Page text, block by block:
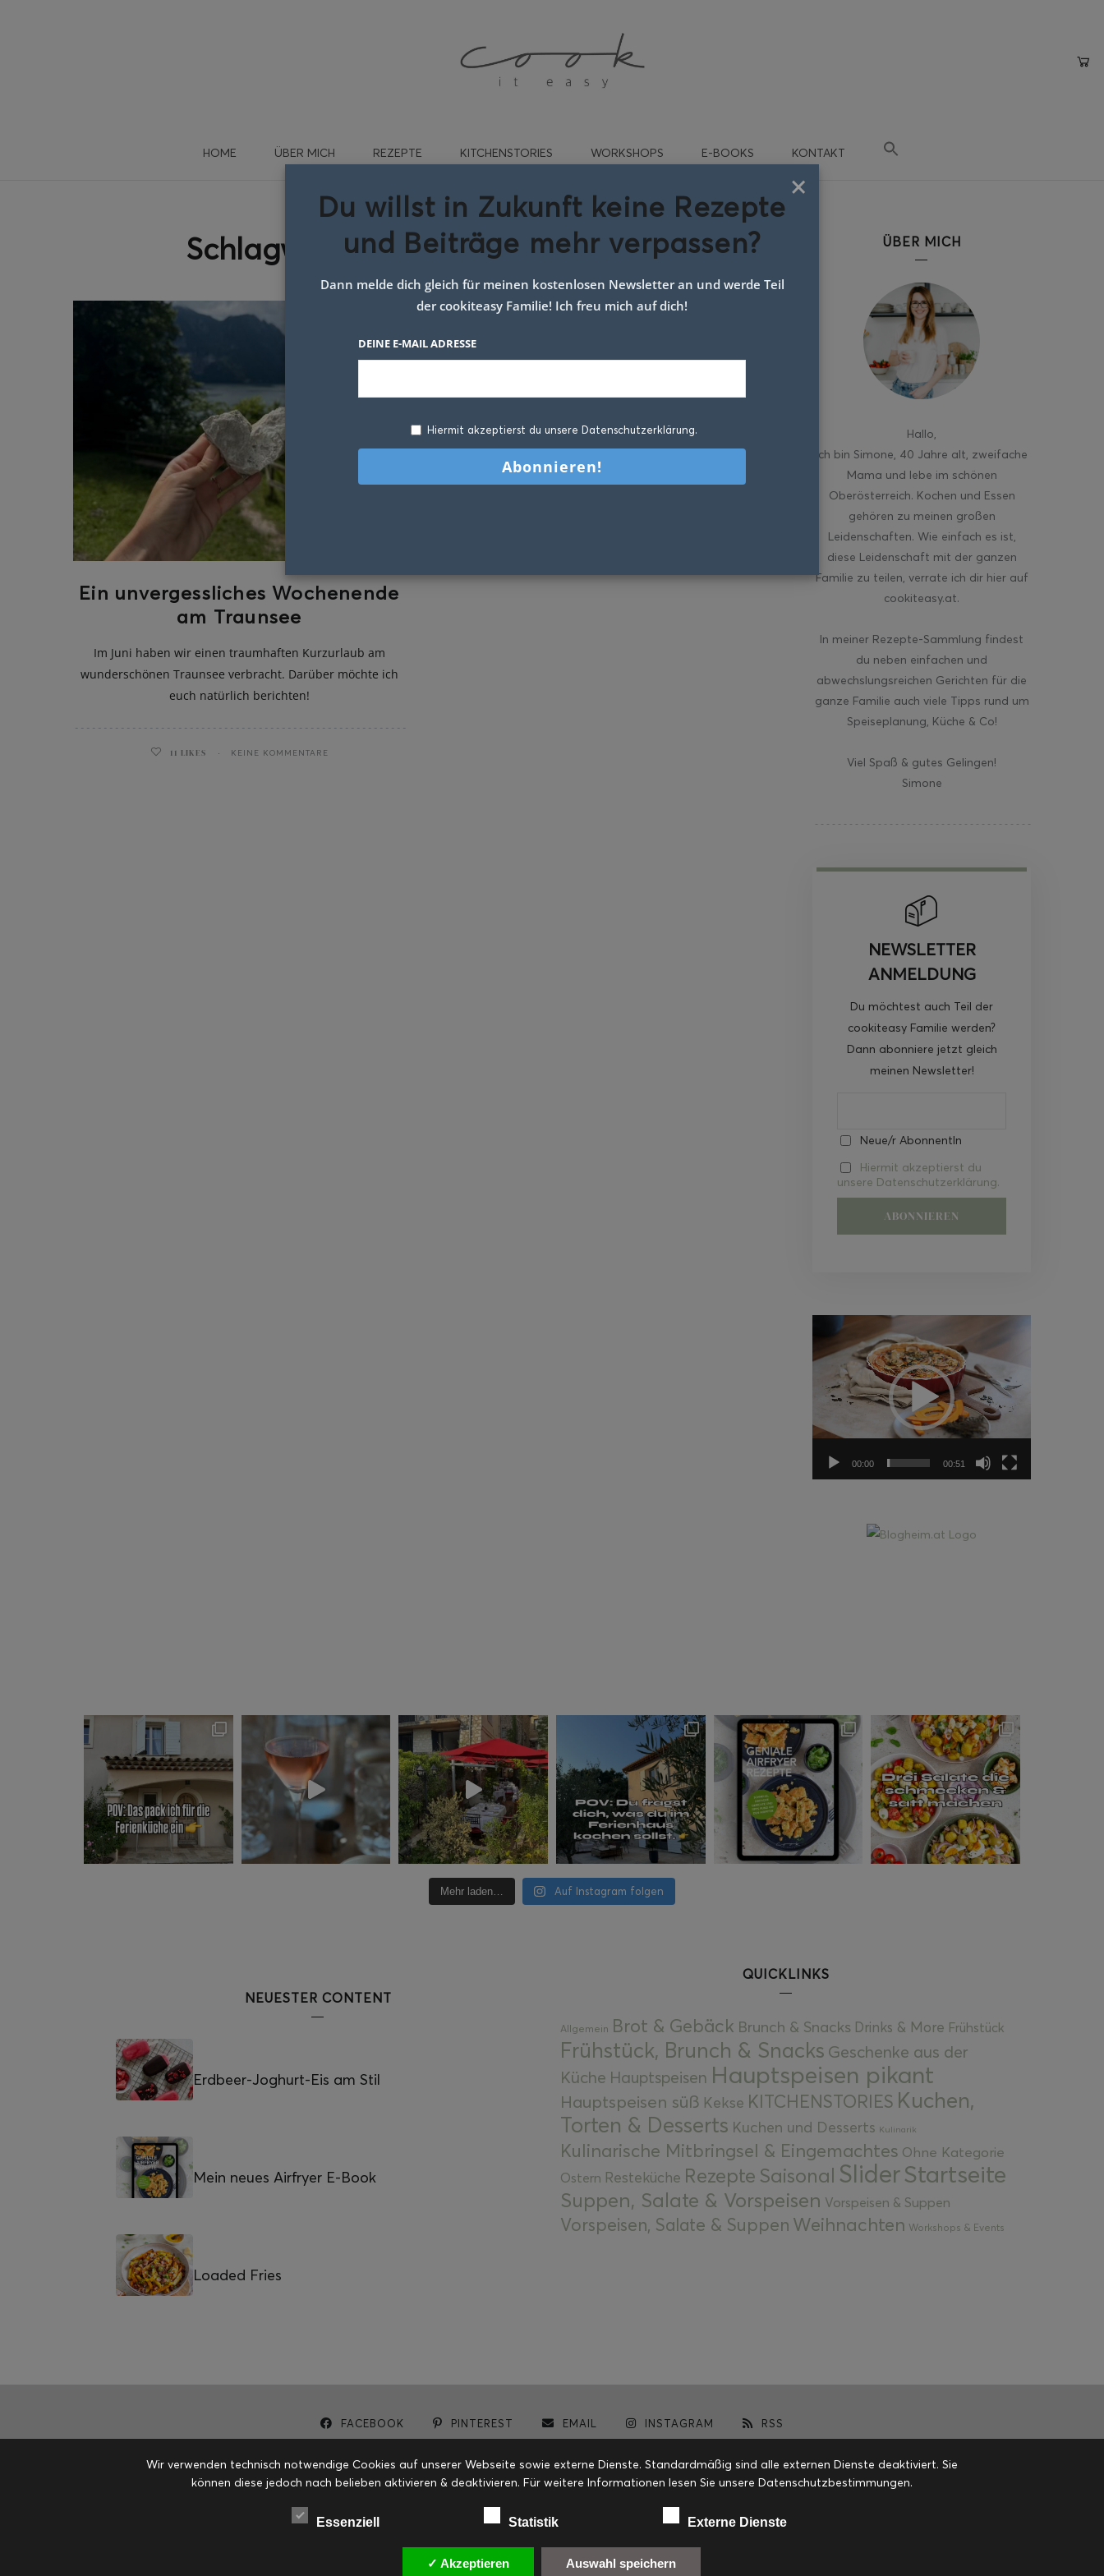
HOME ÜBER MICH REZEPTE KITCHENSTORIES WORKSHOPS E-BOOKS KONTAKT
Schlagwort:Tierpark Cumberland
Ein unvergessliches Wochenende
am Traunsee
Im Juni haben wir einen traumhaften Kurzurlaub am
wunderschönen Traunsee verbracht. Darüber möchte ich
euch natürlich berichten!
11 LIKES KEINE KOMMENTARE
ÜBER MICH
Hallo
ich bin Simone, 40 Jahre alt, zweifache
Mama und lebe im schönen
Oberösterreich. Kochen und Essen
gehören zu meinen großen
Leidenschaften. Wie einfach es ist,
diese Leidenschaft mit der ganzen
Familie zu teilen, verrate ich dir hier auf
cookiteasy.at.
In meiner Rezepte-Sammlung findest
du neben einfachen und
abwechslungsreichen Gerichten für die
ganze Familie auch viele Tipps rund um
Speiseplanung, Küche & Co!
Viel Spaß & gutes Gelingen!
Simone
NEWSLETTER
ANMELDUNG
Du möchtest auch Teil der
cookiteasy Familie werden?
Dann abonniere jetzt gleich
meinen Newsletter!
Neue/r AbonnentIn
Hiermit akzeptierst du
unsere Datenschutzerklärung.
Video-
Player
00:00 00:51
Mehr laden… Auf Instagram folgen
NEUESTER CONTENT
Erdbeer-Joghurt-Eis am Stil
Mein neues Airfryer E-Book
Loaded Fries
QUICKLINKS
Allgemein Brot & Gebäck Brunch & Snacks Drinks & More Frühstück
Frühstück, Brunch & Snacks Geschenke aus der
Küche Hauptspeisen Hauptspeisen pikant
Hauptspeisen süß Kekse KITCHENSTORIES Kuchen,
Torten & Desserts Kuchen und Desserts Kulinarik
Kulinarische Mitbringsel & Eingemachtes Ohne Kategorie
Ostern Resteküche Rezepte Saisonal SliderStartseite
Suppen, Salate & Vorspeisen Vorspeisen & Suppen
Vorspeisen, Salate & Suppen Weihnachten Workshops & Events
FACEBOOK PINTEREST EMAIL INSTAGRAM RSS
×
Du willst in Zukunft keine Rezepte
und Beiträge mehr verpassen?
Dann melde dich gleich für meinen kostenlosen Newsletter an und werde Teil
der cookiteasy Familie! Ich freu mich auf dich!
DEINE E-MAIL ADRESSE
Hiermit akzeptierst du unsere Datenschutzerklärung.
Wir verwenden technisch notwendige Cookies auf unserer Webseite sowie externe Dienste. Standardmäßig sind alle externen Dienste deaktiviert. Sie
können diese jedoch nach belieben aktivieren & deaktivieren. Für weitere Informationen lesen Sie unsere Datenschutzbestimmungen.
Essenziell Statistik Externe Dienste
✓ Akzeptieren Auswahl speichern